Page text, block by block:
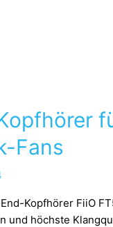
Fans
Kopfhörer FiiO
und höchste